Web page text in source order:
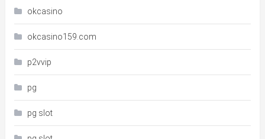
okcasino
okcasino159.com
p2vvip
pg
pg slot